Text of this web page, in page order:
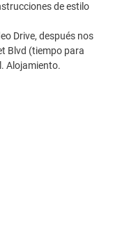
de estilo
Drive, después nos
Blvd (tiempo para
Alojamiento.